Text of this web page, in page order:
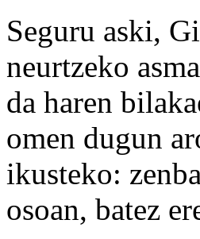
Seguru aski,
neurtzeko
da haren
omen dugun
ikusteko:
osoan, batez